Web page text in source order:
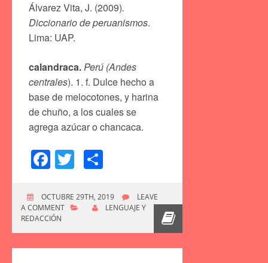
Álvarez Vita, J. (2009).
Diccionario de peruanismos.
Lima: UAP.
calandraca.Perú (Andes
centrales). 1. f. Dulce hecho a
base de melocotones, y harina
de chuño, a los cuales se
agrega azúcar o chancaca.
Facebook
Twitter
OCTUBRE 29TH, 2019
LEAVE
A COMMENT
LENGUAJE Y
REDACCIÓN